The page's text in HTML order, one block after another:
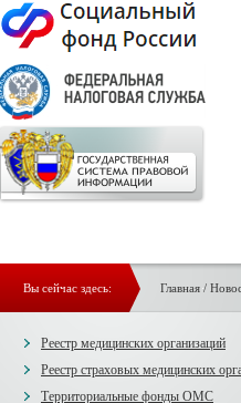
Вы сейчас здесь: Главная/
Реестр медицинских организаций
Реестр страховых медицинских
Территориальные фонды ОМС